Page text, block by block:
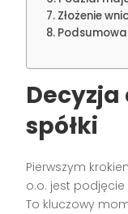
Złożenie
Decyzja
spółki
Pierwszym
o.o. jest
To kluczowy